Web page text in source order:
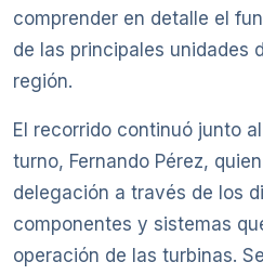
comprender en detalle el
de las principales unidades
región.
El recorrido continuó junto
turno, Fernando Pérez,
delegación a través de los
componentes y sistemas
operación de las turbinas.